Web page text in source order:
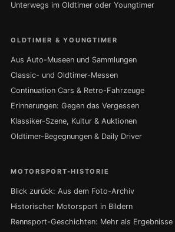
Unterwegs im Oldtimer oder Youngtimer
OLDTIMER & YOUNGTIMER
Aus Auto-Museen und Sammlungen
Classic- und Oldtimer-Messen
Continuation Cars & Retro-Fahrzeuge
Erinnerungen: Gegen das Vergessen
Klassiker-Szene, Kultur & Auktionen
Oldtimer-Begegnungen & Daily Driver
MOTORSPORT-HISTORIE
Blick zurück: Aus dem Foto-Archiv
Historischer Motorsport in Bildern
Rennsport-Geschichten: Mehr als Ergebnisse